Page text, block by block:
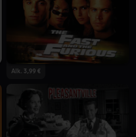
Alk. 3,99 €